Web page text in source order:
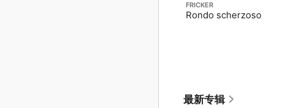
FRICKER
Rondo scherzoso
最新专辑